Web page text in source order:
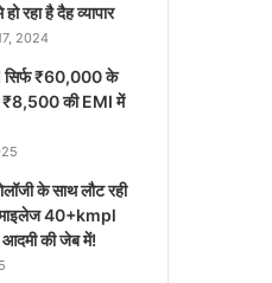
रहा है दैह व्यापार
2024
सिर्फ ₹60,000 के
₹8,500 की EMI में
के साथ लौट रही
40+kmpl
की जेब में!